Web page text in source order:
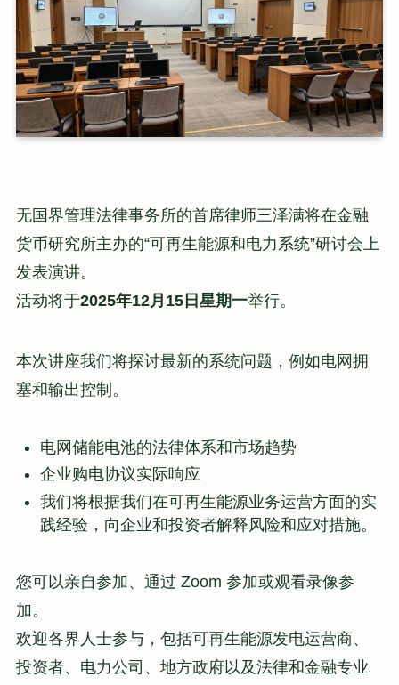
无国界管理法律事务所的首席律师三泽满将在金融
货币研究所主办的“可再生能源和电力系统”研讨会上
发表演讲。
活动将于2025年12月15日星期一举行。
本次讲座我们将探讨最新的系统问题，例如电网拥
塞和输出控制。
电网储能电池的法律体系和市场趋势
企业购电协议实际响应
我们将根据我们在可再生能源业务运营方面的实
践经验，向企业和投资者解释风险和应对措施。
您可以亲自参加、通过 Zoom 参加或观看录像参
加。
欢迎各界人士参与，包括可再生能源发电运营商、
投资者、电力公司、地方政府以及法律和金融专业